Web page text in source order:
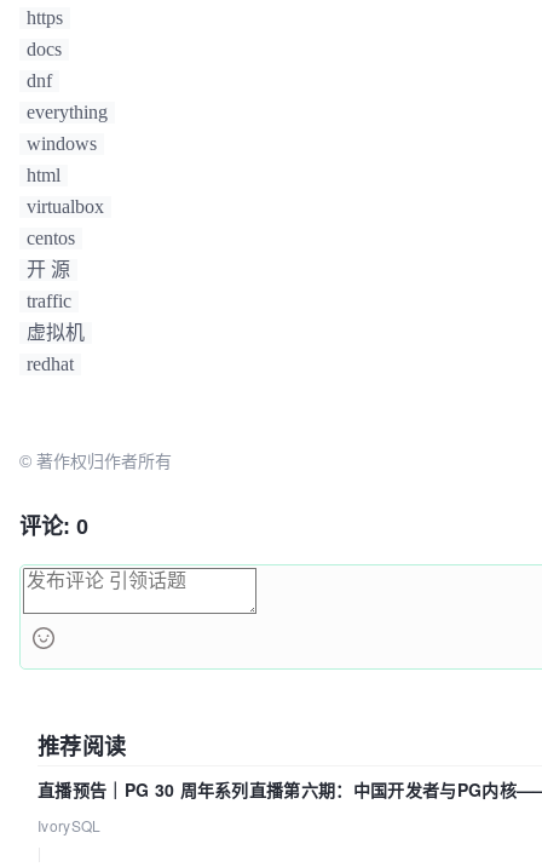
https
docs
dnf
everything
windows
html
virtualbox
centos
开 源
traffic
虚拟机
redhat
© 著作权归作者所有
评论: 0
推荐阅读
直播预告｜PG 30 周年系列直播第六期：中国开发者与PG内核
IvorySQL